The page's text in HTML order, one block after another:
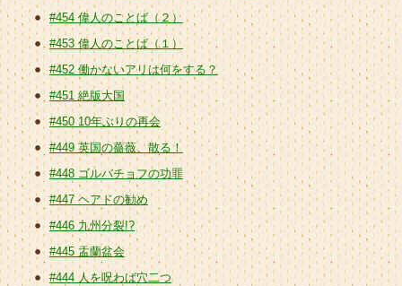
#454 偉人のことば（２）
#453 偉人のことば（１）
#452 働かないアリは何をする？
#451 絶版大国
#450 10年ぶりの再会
#449 英国の薔薇、散る！
#448 ゴルバチョフの功罪
#447 ヘアドの勧め
#446 九州分裂!?
#445 盂蘭盆会
#444 人を呪わば穴二つ